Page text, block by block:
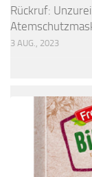
Rückruf:
3 AUG., 2023